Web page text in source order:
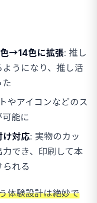
→14色に拡張: 推し
うになり、推し活
やアイコンなどのス
能に
け対応: 実物のカッ
でき、印刷して本
れる
体験設計は絶妙で